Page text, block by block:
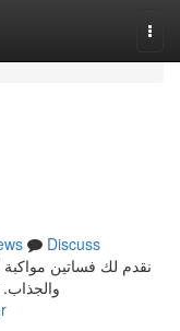
Discuss
نقدم لك فساتين